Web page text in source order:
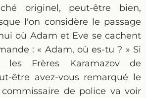
originel, peut-être bien,
l'on considère le passage
où Adam et Eve se cachent
: « Adam, où es-tu ? » Si
Frères Karamazov de
être avez-vous remarqué le
de police va voir